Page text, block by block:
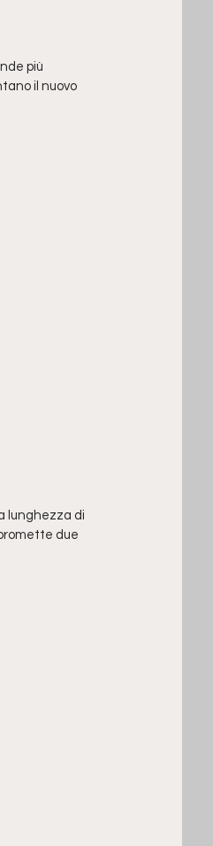
più
il nuovo
lunghezza di
due